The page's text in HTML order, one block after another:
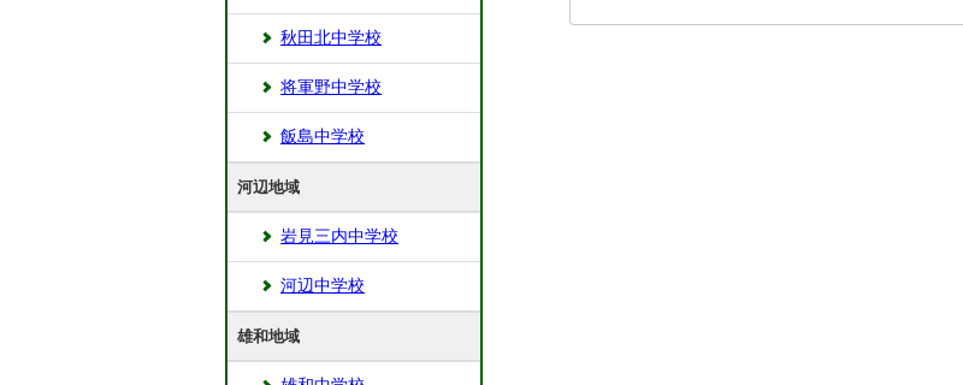
秋田北中学校
将軍野中学校
飯島中学校
河辺地域
岩見三内中学校
河辺中学校
雄和地域